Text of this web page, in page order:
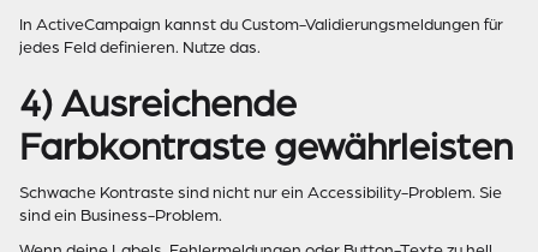
In ActiveCampaign kannst du Custom-Validierungsmeldungen für
jedes Feld definieren. Nutze das.
4) Ausreichende
Farbkontraste gewährleisten
Schwache Kontraste sind nicht nur ein Accessibility-Problem. Sie
sind ein Business-Problem.